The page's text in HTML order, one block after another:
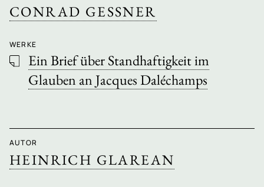
CONRAD GESSNER
WERKE
Ein Brief über Standhaftigkeit im
Glauben an Jacques Daléchamps
AUTOR
HEINRICH GLAREAN